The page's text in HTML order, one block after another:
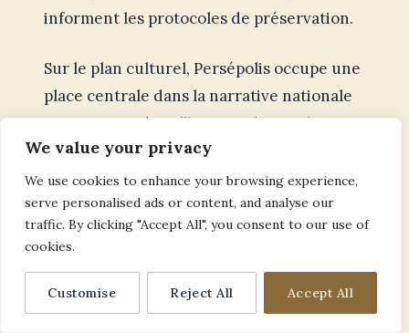
We value your privacy
We use cookies to enhance your browsing experience,
serve personalised ads or content, and analyse our
traffic. By clicking "Accept All", you consent to our use of
cookies.
Customise Reject All Accept All
informent les protocoles de préservation.
Sur le plan culturel, Persépolis occupe une
place centrale dans la narrative nationale
iranienne et dans l’histoire du Proche-
Orient ancien. Les tablettes
administratives continuent d’alimenter
des recherches en histoire économique ;
de nouvelles publications issues d’archives
Institute) paraissent régulièrement. En
2026, les collaborations universitaires et la